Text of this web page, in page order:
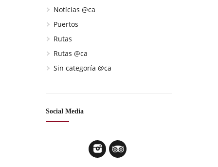
Notícias @ca
Puertos
Rutas
Rutas @ca
Sin categoría @ca
Social Media